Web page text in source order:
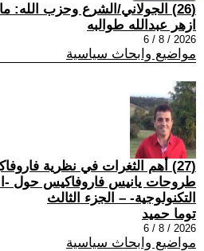
(26) الجولاني/الشرع وحزب الله: ما الذي تغيّر..؟!
ازهر عبدالله طوالبه
2026 / 8 / 6
مواضيع وابحاث سياسية
(27) أهم الثغرات في نظرية
طروحات يانيس فاروفاكيس حول -
التكنولوجية- – الجزء الثالث
توما حميد
2026 / 8 / 6
مواضيع وابحاث سياسية